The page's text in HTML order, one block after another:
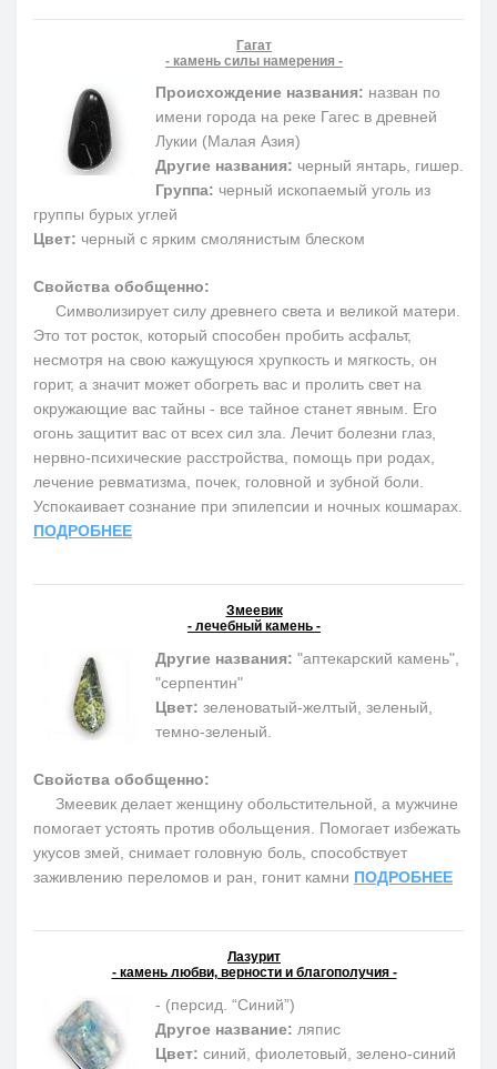
Гагат
- камень силы намерения -
Происхождение названия: назван по
имени города на реке Гагес в древней
Лукии (Малая Азия)
Другие названия: черный янтарь, гишер.
Группа: черный ископаемый уголь из
группы бурых углей
Цвет: черный с ярким смолянистым блеском
Свойства обобщенно:
Символизирует силу древнего света и великой матери.
Это тот росток, который способен пробить асфальт,
несмотря на свою кажущуюся хрупкость и мягкость, он
горит, а значит может обогреть вас и пролить свет на
окружающие вас тайны - все тайное станет явным. Его
огонь защитит вас от всех сил зла. Лечит болезни глаз,
нервно-психические расстройства, помощь при родах,
лечение ревматизма, почек, головной и зубной боли.
Успокаивает сознание при эпилепсии и ночных кошмарах.
ПОДРОБНЕЕ
Змеевик
- лечебный камень -
Другие названия: "аптекарский камень",
"серпентин"
Цвет: зеленоватый-желтый, зеленый,
темно-зеленый.
Свойства обобщенно:
Змеевик делает женщину обольстительной, а мужчине
помогает устоять против обольщения. Помогает избежать
укусов змей, снимает головную боль, способствует
заживлению переломов и ран, гонит камни ПОДРОБНЕЕ
Лазурит
- камень любви, верности и благополучия -
- (персид. “Синий”)
Другое название: ляпис
Цвет: синий, фиолетовый, зелено-синий